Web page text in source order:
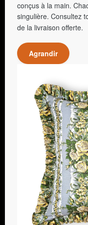
conçus à la main.
singulière. Consultez
de la livraison offerte.
Agrandir